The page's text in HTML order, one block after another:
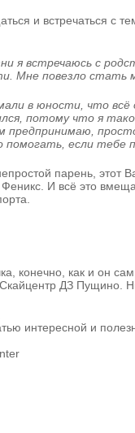
и встречаться с
я встречаюсь с
Мне повезло стать
в юности, что всё
потому что я
если тебе
парень,
И всё это
конечно, как и он
Скайцентр ДЗ Пущино.
интересной и